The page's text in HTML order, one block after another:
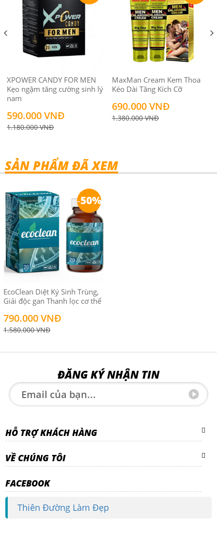
XPOWER CANDY FOR MEN
Kẹo ngậm tăng cường sinh lý
nam
590.000 VNĐ
1.180.000 VNĐ
MaxMan Cream Kem Thoa
Kéo Dài Tăng Kích Cỡ
690.000 VNĐ
1.380.000 VNĐ
SẢN PHẨM ĐÃ XEM
EcoClean Diệt Ký Sinh Trùng,
Giải độc gan Thanh lọc cơ thể
790.000 VNĐ
1.580.000 VNĐ
-50%
ĐĂNG KÝ NHẬN TIN
HỖ TRỢ KHÁCH HÀNG
VỀ CHÚNG TÔI
FACEBOOK
Thiên Đường Làm Đẹp